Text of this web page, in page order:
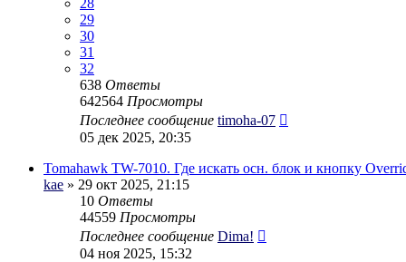
29
30
31
32
638 Ответы
642564 Просмотры
Последнее сообщение timoha-07
05 дек 2025, 20:35
Tomahawk TW-7010. Где искать осн. блок и кнопку
kae » 29 окт 2025, 21:15
10 Ответы
44559 Просмотры
Последнее сообщение Dima!
04 ноя 2025, 15:32